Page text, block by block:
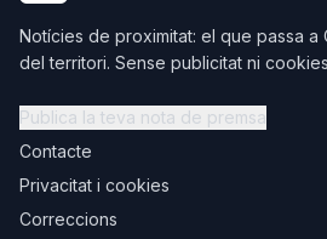
Notícies de proximitat: el que passa a
del territori. Sense publicitat ni
Publica la teva nota de premsa
Contacte
Privacitat i cookies
Correccions